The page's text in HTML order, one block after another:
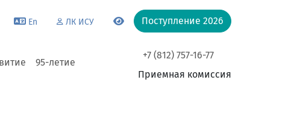
En ЛК ИСУ Поступление 2026
95-летие
+7 (812) 757-16-77
Приемная комиссия